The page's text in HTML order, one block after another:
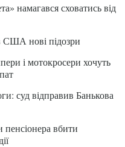
намагався сховатись від
нові підозри
і мотокросери хочуть
суд відправив Банькова
пенсіонера вбити